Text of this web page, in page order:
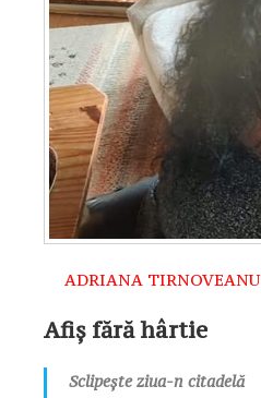
ADRIANA TIRNOVEANU
Afiș fără hârtie
Sclipește ziua-n citadelă